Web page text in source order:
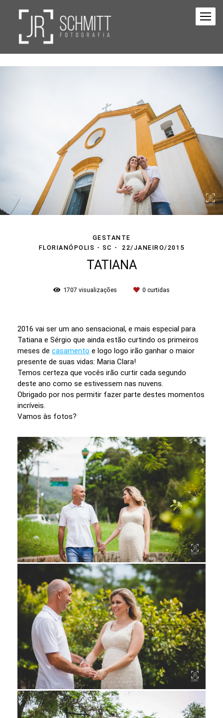
GESTANTE
FLORIANÓPOLIS - SC
22/JANEIRO/2015
TATIANA
1707 visualizações 0 curtidas
2016 vai ser um ano sensacional, e mais especial para
Tatiana e Sérgio que ainda estão curtindo os primeiros
meses de casamento e logo logo irão ganhar o maior
presente de suas vidas: Maria Clara!
Temos certeza que vocês irão curtir cada segundo
deste ano como se estivessem nas nuvens.
Obrigado por nos permitir fazer parte destes momentos
incríveis.
Vamos às fotos?